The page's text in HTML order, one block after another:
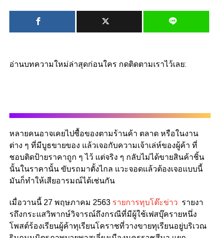
อ่านบทความใหม่ล่าสุดก่อนใคร กดติดตามเราไว้เลย:
หลายคนอาจเคยไปซื้อของตามร้านค้า ตลาด หรือในงาน
ต่าง ๆ ที่มีบูธขายของ แล้วเจอกับความเจ้าเล่ห์ของผู้ค้า ที่
ชอบติดป้ายราคาถูก ๆ ไว้ แต่จริง ๆ กลับไม่ได้ขายสินค้าชิ้น
นั้นในราคานั้น ขับรถมาตั้งไกล แวะจอดแล้วต้องเจอแบบนี้
มันก็ทำให้เสียอารมณ์ได้เช่นกัน
เมื่อวานนี้ 27 พฤษภาคม 2563 รายการทุบโต๊ะข่าว รายงา
รถึงกระแสวิพากษ์วิจารณ์ถึงกรณีที่มีผู้ใช้เฟสบุ๊ครายหนึ่ง
โพสต์ร้องเรียนผู้ค้าทุเรียนโคราชที่วางขายทุเรียนอยู่บริเวณ